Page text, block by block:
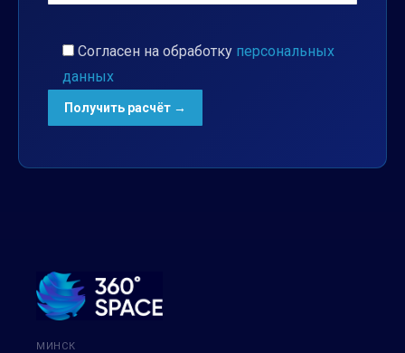
Согласен на обработку персональных
данных
МИНСК